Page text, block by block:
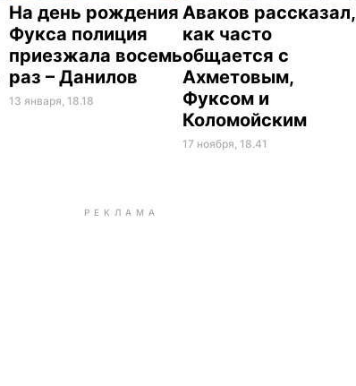
На день рождения
Фукса полиция
приезжала восемь
раз – Данилов
13 января, 18.18
Аваков рассказал,
как часто
общается с
Ахметовым,
Фуксом и
Коломойским
17 ноября, 18.41
РЕКЛАМА